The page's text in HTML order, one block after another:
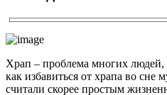
Храп – проблема многих людей,
как избавиться от храпа во
считали скорее простым